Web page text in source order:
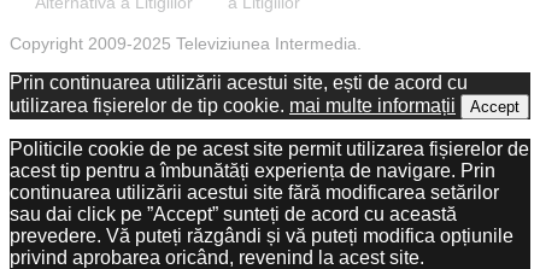
Copyright 2009-2025 Televiziunea Intermedia.
Prin continuarea utilizării acestui site, ești de acord cu
utilizarea fișierelor de tip cookie. mai multe informații Accept
Politicile cookie de pe acest site permit utilizarea fișierelor de
acest tip pentru a îmbunătăți experiența de navigare. Prin
continuarea utilizării acestui site fără modificarea setărilor
sau dai click pe ”Accept” sunteți de acord cu această
prevedere. Vă puteți răzgândi și vă puteți modifica opțiunile
privind aprobarea oricând, revenind la acest site.